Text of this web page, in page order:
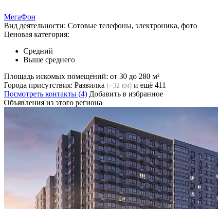
МегаФон
Вид деятельности: Сотовые телефоны, электроника, фото
Ценовая категория:
Средний
Выше среднего
Площадь искомых помещений: от 30 до 280 м²
Города присутствия: Развилка (~32 км) и ещё 411
Посмотреть контакты (4) Добавить в избранное
Объявления из этого региона